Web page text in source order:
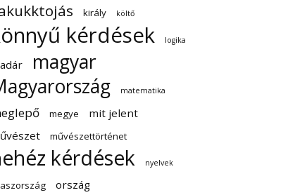
király költő
kérdések logika
magyar
matematika
megye
mit jelent
művészettörténet
kérdések nyelvek
ország